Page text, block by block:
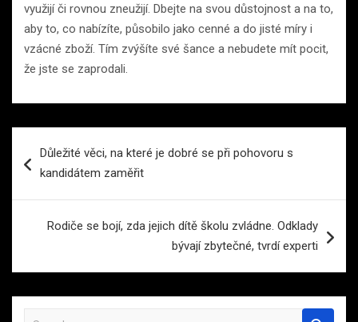
využijí či rovnou zneužijí. Dbejte na svou důstojnost a na to,
aby to, co nabízíte, působilo jako cenné a do jisté míry i
vzácné zboží. Tím zvýšíte své šance a nebudete mít pocit,
že jste se zaprodali.
proDůležité věci, na které je dobré se při pohovoru s
kandidátem zaměřit
Rodiče se bojí, zda jejich dítě školu zvládne. Odklady
bývají zbytečné, tvrdí experti